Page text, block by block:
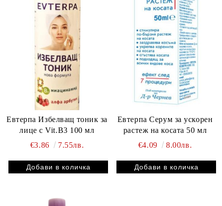
Евтерпа Избелващ тоник за
лице с Vit.В3 100 мл
€3.86
7.55лв.
Евтерпа Серум за ускорен
растеж на косата 50 мл
€4.09
8.00лв.